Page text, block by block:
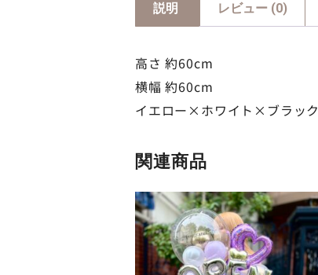
説明 レビュー (0)
高さ 約60cm
横幅 約60cm
イエロー×ホワイト×ブラック
関連商品